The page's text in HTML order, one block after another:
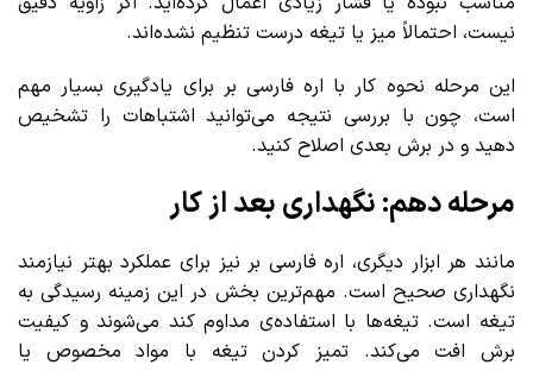
نیست، احتمالاً میز یا تیغه درست تنظیم نشده‌اند.
این مرحله نحوه کار با اره فارسی بر برای یادگیری بسیار مهم
است، چون با بررسی نتیجه می‌توانید اشتباهات را تشخیص
دهید و در برش بعدی اصلاح کنید.
مرحله دهم: نگهداری بعد از کار
مانند هر ابزار دیگری، اره فارسی بر نیز برای عملکرد بهتر نیازمند
نگهداری صحیح است. مهم‌ترین بخش در این زمینه رسیدگی به
تیغه است. تیغه‌ها با استفاده‌ی مداوم کند می‌شوند و کیفیت
برش افت می‌کند. تمیز کردن تیغه با مواد مخصوص یا